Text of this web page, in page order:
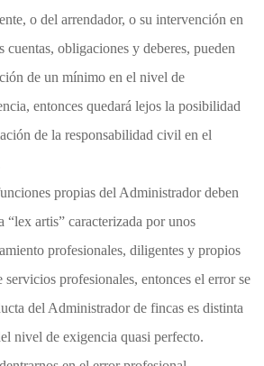
o del arrendador, o su intervención en
cuentas, obligaciones y deberes, pueden
de un mínimo en el nivel de
entonces quedará lejos la posibilidad
de la responsabilidad civil en el
propias del Administrador deben
“lex artis” caracterizada por unos
profesionales, diligentes y propios
servicios profesionales, entonces el error se
del Administrador de fincas es distinta
nivel de exigencia quasi perfecto.